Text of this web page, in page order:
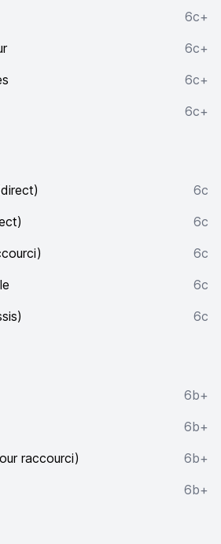
6c+
6c+
6c+
6c+
6c
6c
6c
6c
6c
6b+
6b+
raccourci)
6b+
6b+